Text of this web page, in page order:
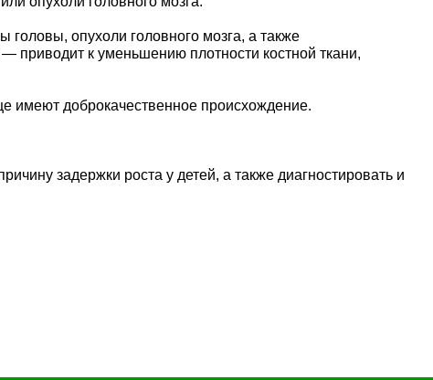
головы, опухоли головного мозга, а также
приводит к уменьшению плотности костной ткани,
имеют доброкачественное происхождение.
задержки роста у детей, а также диагностировать и